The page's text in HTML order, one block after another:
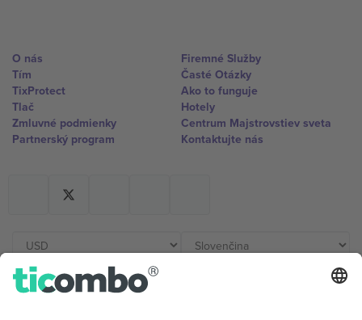
O nás
Tím
TixProtect
Tlač
Zmluvné podmienky
Partnerský program
Firemné Služby
Časté Otázky
Ako to funguje
Hotely
Centrum Majstrovstiev sveta
Kontaktujte nás